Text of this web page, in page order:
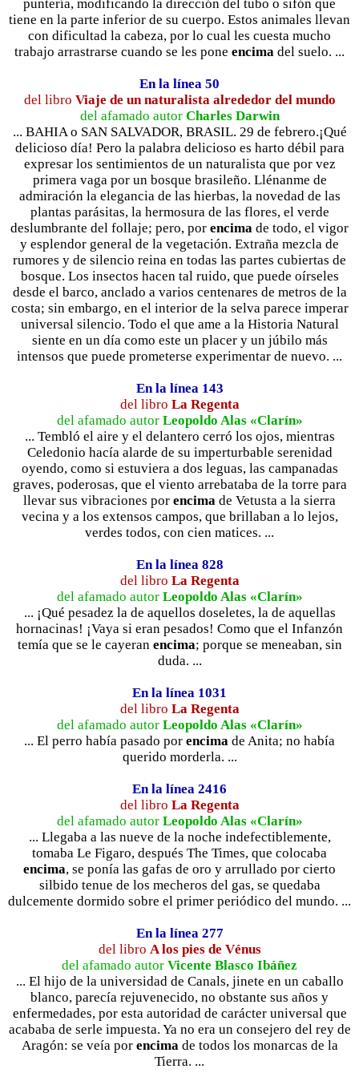
puntería, modificando la dirección del tubo o sifón que
tiene en la parte inferior de su cuerpo. Estos animales llevan
con dificultad la cabeza, por lo cual les cuesta mucho
trabajo arrastrarse cuando se les pone encima del suelo. ...
En la línea 50
del libro Viaje de un naturalista alrededor del mundo
del afamado autor Charles Darwin
... BAHIA o SAN SALVADOR, BRASIL. 29 de febrero.¡Qué
delicioso día! Pero la palabra delicioso es harto débil para
expresar los sentimientos de un naturalista que por vez
primera vaga por un bosque brasileño. Llénanme de
admiración la elegancia de las hierbas, la novedad de las
plantas parásitas, la hermosura de las flores, el verde
deslumbrante del follaje; pero, por encima de todo, el vigor
y esplendor general de la vegetación. Extraña mezcla de
rumores y de silencio reina en todas las partes cubiertas de
bosque. Los insectos hacen tal ruido, que puede oírseles
desde el barco, anclado a varios centenares de metros de la
costa; sin embargo, en el interior de la selva parece imperar
universal silencio. Todo el que ame a la Historia Natural
siente en un día como este un placer y un júbilo más
intensos que puede prometerse experimentar de nuevo. ...
En la línea 143
del libro La Regenta
del afamado autor Leopoldo Alas «Clarín»
... Tembló el aire y el delantero cerró los ojos, mientras
Celedonio hacía alarde de su imperturbable serenidad
oyendo, como si estuviera a dos leguas, las campanadas
graves, poderosas, que el viento arrebataba de la torre para
llevar sus vibraciones por encima de Vetusta a la sierra
vecina y a los extensos campos, que brillaban a lo lejos,
verdes todos, con cien matices. ...
En la línea 828
del libro La Regenta
del afamado autor Leopoldo Alas «Clarín»
... ¡Qué pesadez la de aquellos doseletes, la de aquellas
hornacinas! ¡Vaya si eran pesados! Como que el Infanzón
temía que se le cayeran encima; porque se meneaban, sin
duda. ...
En la línea 1031
del libro La Regenta
del afamado autor Leopoldo Alas «Clarín»
... El perro había pasado por encima de Anita; no había
querido morderla. ...
En la línea 2416
del libro La Regenta
del afamado autor Leopoldo Alas «Clarín»
... Llegaba a las nueve de la noche indefectiblemente,
tomaba Le Figaro, después The Times, que colocaba
encima, se ponía las gafas de oro y arrullado por cierto
silbido tenue de los mecheros del gas, se quedaba
dulcemente dormido sobre el primer periódico del mundo. ...
En la línea 277
del libro A los pies de Vénus
del afamado autor Vicente Blasco Ibáñez
... El hijo de la universidad de Canals, jinete en un caballo
blanco, parecía rejuvenecido, no obstante sus años y
enfermedades, por esta autoridad de carácter universal que
acababa de serle impuesta. Ya no era un consejero del rey de
Aragón: se veía por encimade todos los monarcas de la
Tierra. ...